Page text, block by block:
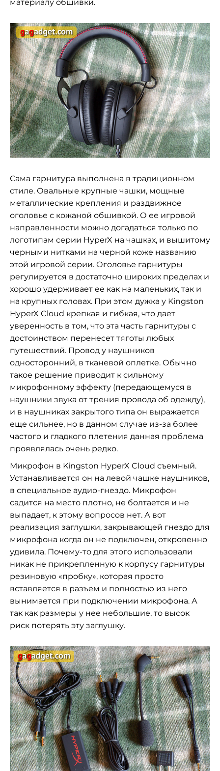
материалу обшивки.
Сама гарнитура выполнена в традиционном
стиле. Овальные крупные чашки, мощные
металлические крепления и раздвижное
оголовье с кожаной обшивкой. О ее игровой
направленности можно догадаться только по
логотипам серии HyperX на чашках, и вышитому
черными нитками на черной коже названию
этой игровой серии. Оголовье гарнитуры
регулируется в достаточно широких пределах и
хорошо удерживает ее как на маленьких, так и
на крупных головах. При этом дужка у Kingston
HyperX Cloud крепкая и гибкая, что дает
уверенность в том, что эта часть гарнитуры с
достоинством перенесет тяготы любых
путешествий. Провод у наушников
односторонний, в тканевой оплетке. Обычно
такое решение приводит к сильному
микрофонному эффекту (передающемуся в
наушники звука от трения провода об одежду),
и в наушниках закрытого типа он выражается
еще сильнее, но в данном случае из-за более
частого и гладкого плетения данная проблема
проявлялась очень редко.
Микрофон в Kingston HyperX Cloud съемный.
Устанавливается он на левой чашке наушников,
в специальное аудио-гнездо. Микрофон
садится на место плотно, не болтается и не
выпадает, к этому вопросов нет. А вот
реализация заглушки, закрывающей гнездо для
микрофона когда он не подключен, откровенно
удивила. Почему-то для этого использовали
никак не прикрепленную к корпусу гарнитуры
резиновую «пробку», которая просто
вставляется в разъем и полностью из него
вынимается при подключении микрофона. А
так как размеры у нее небольшие, то высок
риск потерять эту заглушку.